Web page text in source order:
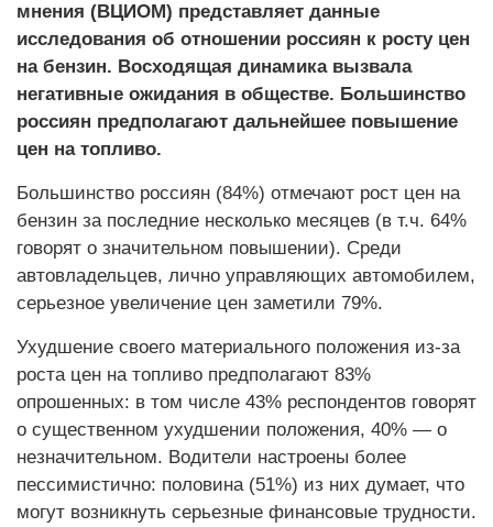
мнения (ВЦИОМ) представляет данные
исследования об отношении россиян к росту цен
на бензин. Восходящая динамика вызвала
негативные ожидания в обществе. Большинство
россиян предполагают дальнейшее повышение
цен на топливо.
Большинство россиян (84%) отмечают рост цен на
бензин за последние несколько месяцев (в т.ч. 64%
говорят о значительном повышении). Среди
автовладельцев, лично управляющих автомобилем,
серьезное увеличение цен заметили 79%.
Ухудшение своего материального положения из-за
роста цен на топливо предполагают 83%
опрошенных: в том числе 43% респондентов говорят
о существенном ухудшении положения, 40% — о
незначительном. Водители настроены более
пессимистично: половина (51%) из них думает, что
могут возникнуть серьезные финансовые трудности.